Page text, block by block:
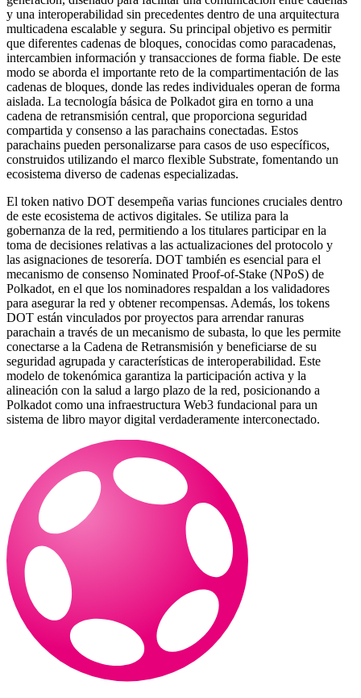
y una interoperabilidad sin precedentes dentro de una arquitectura
multicadena escalable y segura. Su principal objetivo es permitir
que diferentes cadenas de bloques, conocidas como paracadenas,
intercambien información y transacciones de forma fiable. De este
modo se aborda el importante reto de la compartimentación de las
cadenas de bloques, donde las redes individuales operan de forma
aislada. La tecnología básica de Polkadot gira en torno a una
cadena de retransmisión central, que proporciona seguridad
compartida y consenso a las parachains conectadas. Estos
parachains pueden personalizarse para casos de uso específicos,
construidos utilizando el marco flexible Substrate, fomentando un
ecosistema diverso de cadenas especializadas.
El token nativo DOT desempeña varias funciones cruciales dentro
de este ecosistema de activos digitales. Se utiliza para la
gobernanza de la red, permitiendo a los titulares participar en la
toma de decisiones relativas a las actualizaciones del protocolo y
las asignaciones de tesorería. DOT también es esencial para el
mecanismo de consenso Nominated Proof-of-Stake (NPoS) de
Polkadot, en el que los nominadores respaldan a los validadores
para asegurar la red y obtener recompensas. Además, los tokens
DOT están vinculados por proyectos para arrendar ranuras
parachain a través de un mecanismo de subasta, lo que les permite
conectarse a la Cadena de Retransmisión y beneficiarse de su
seguridad agrupada y características de interoperabilidad. Este
modelo de tokenómica garantiza la participación activa y la
alineación con la salud a largo plazo de la red, posicionando a
Polkadot como una infraestructura Web3 fundacional para un
sistema de libro mayor digital verdaderamente interconectado.